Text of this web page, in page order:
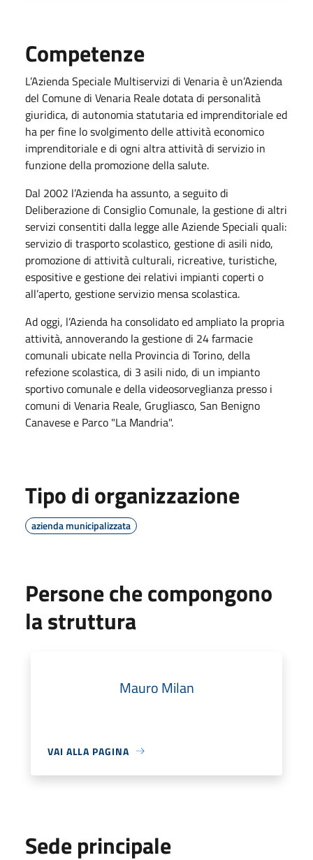
Competenze
L’Azienda Speciale Multiservizi di Venaria è un’Azienda
del Comune di Venaria Reale dotata di personalità
giuridica, di autonomia statutaria ed imprenditoriale ed
ha per fine lo svolgimento delle attività economico
imprenditoriale e di ogni altra attività di servizio in
funzione della promozione della salute.
Dal 2002 l’Azienda ha assunto, a seguito di
Deliberazione di Consiglio Comunale, la gestione di altri
servizi consentiti dalla legge alle Aziende Speciali quali:
servizio di trasporto scolastico, gestione di asili nido,
promozione di attività culturali, ricreative, turistiche,
espositive e gestione dei relativi impianti coperti o
all’aperto, gestione servizio mensa scolastica.
Ad oggi, l’Azienda ha consolidato ed ampliato la propria
attività, annoverando la gestione di 24 farmacie
comunali ubicate nella Provincia di Torino, della
refezione scolastica, di 3 asili nido, di un impianto
sportivo comunale e della videosorveglianza presso i
comuni di Venaria Reale, Grugliasco, San Benigno
Canavese e Parco "La Mandria".
Tipo di organizzazione
azienda municipalizzata
Persone che compongono
la struttura
Mauro Milan
VAI ALLA PAGINA
Sede principale